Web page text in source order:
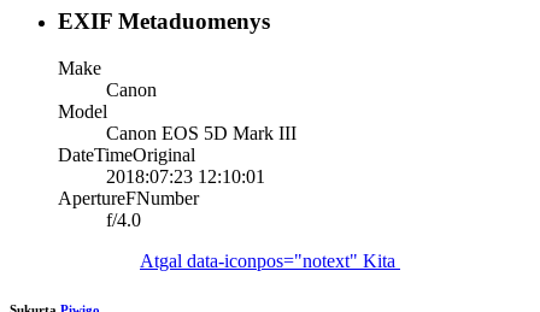
EXIF Metaduomenys
Make
Canon
Model
Canon EOS 5D Mark III
DateTimeOriginal
2018:07:23 12:10:01
ApertureFNumber
f/4.0
Atgal data-iconpos="notext" Kita